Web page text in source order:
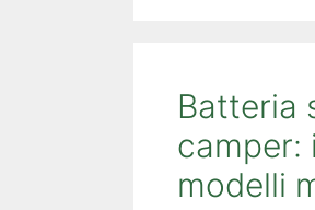
Batteria
camper:
modelli